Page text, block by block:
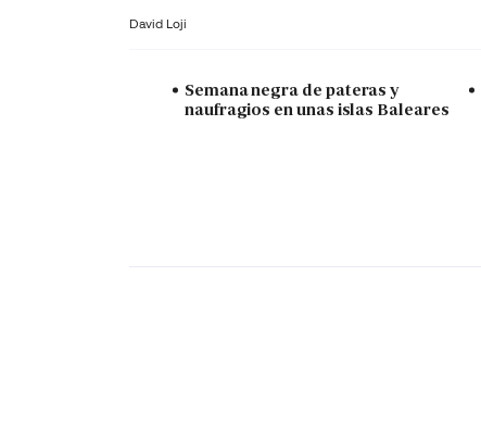
David Loji
Semana negra de pateras y
naufragios en unas islas Baleares